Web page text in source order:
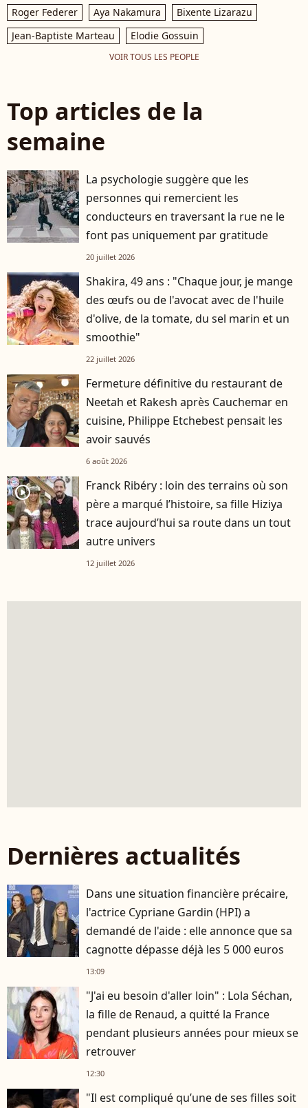
Roger Federer Aya Nakamura
Bixente Lizarazu
Jean-Baptiste Marteau
Elodie Gossuin
VOIR TOUS LES PEOPLE
Top articles de la
semaine
La psychologie suggère que les
personnes qui remercient les
conducteurs en traversant la rue ne le
font pas uniquement par gratitude
20 juillet 2026
Shakira, 49 ans : "Chaque jour, je mange
des œufs ou de l'avocat avec de l'huile
d'olive, de la tomate, du sel marin et un
smoothie"
22 juillet 2026
Fermeture définitive du restaurant de
Neetah et Rakesh après Cauchemar en
cuisine, Philippe Etchebest pensait les
avoir sauvés
6 août 2026
player2
Franck Ribéry : loin des terrains où son
père a marqué l’histoire, sa fille Hiziya
trace aujourd’hui sa route dans un tout
autre univers
12 juillet 2026
Dernières actualités
Dans une situation financière précaire,
l'actrice Cypriane Gardin (HPI) a
demandé de l'aide : elle annonce que sa
cagnotte dépasse déjà les 5 000 euros
13:09
"J'ai eu besoin d'aller loin" : Lola Séchan,
la fille de Renaud, a quitté la France
pendant plusieurs années pour mieux se
retrouver
12:30
"Il est compliqué qu’une de ses filles soit